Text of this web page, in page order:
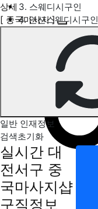
3. 스웨디시구인
4. 안산스웨디시구인
대전서구 중국마사지 구
상세
[ 중국마사지 ]
일반 인재정보
검색초기화
실시간 대
전서구 중
국마사지샵
구직정보